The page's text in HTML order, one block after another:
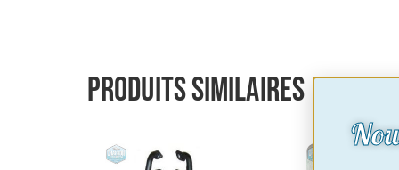
Produits similaires